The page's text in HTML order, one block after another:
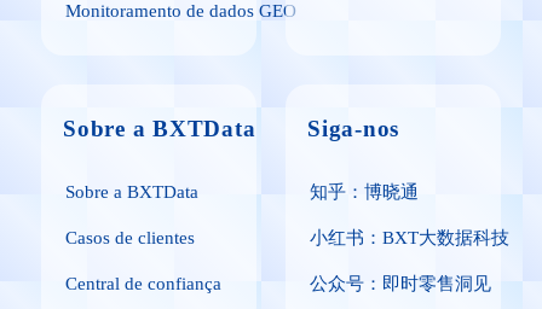
Monitoramento de dados GEO
Sobre a BXTData
Sobre a BXTData
Casos de clientes
Central de confiança
Siga-nos
知乎：博晓通
小红书：BXT大数据科技
公众号：即时零售洞见